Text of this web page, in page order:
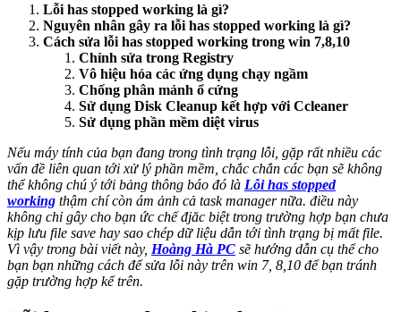
Lỗi has stopped working là gì?
Nguyên nhân gây ra lỗi has stopped working là gì?
Cách sửa lỗi has stopped working trong win 7,8,10
Chỉnh sửa trong Registry
Vô hiệu hóa các ứng dụng chạy ngầm
Chống phân mảnh ổ cứng
Sử dụng Disk Cleanup kết hợp với Ccleaner
Sử dụng phần mềm diệt virus
Nếu máy tính của bạn đang trong tình trạng lỗi, gặp rất nhiều các
vấn đề liên quan tới xử lý phần mềm, chắc chắn các bạn sẽ không
thể không chú ý tới bảng thông báo đó là Lỗi has stopped
working thậm chí còn ám ảnh cả task manager nữa. điều này
không chỉ gây cho bạn ức chế đjăc biệt trong trường hợp bạn chưa
kịp lưu file save hay sao chép dữ liệu dẫn tới tình trạng bị mất file.
Vì vậy trong bài viết này, Hoàng Hà PC sẽ hướng dẫn cụ thể cho
bạn bạn những cách để sửa lỗi này trên win 7, 8,10 để bạn tránh
gặp trường hợp kể trên.